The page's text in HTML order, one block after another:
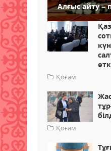
Алғыс айту –
Қоғам
Қоғам